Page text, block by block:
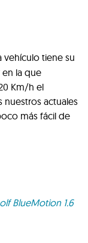
vehículo tiene su
la que
Km/h el
actuales
más fácil de
BlueMotion 1.6